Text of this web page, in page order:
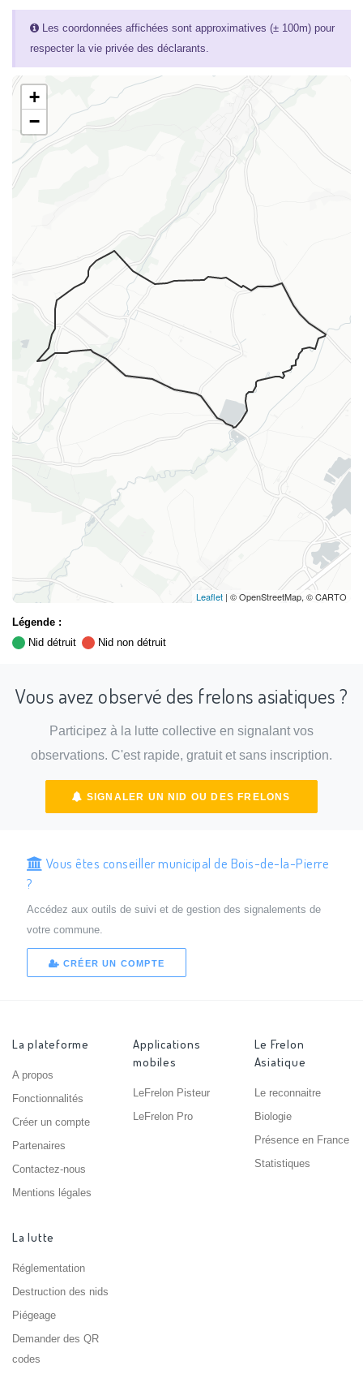
Les coordonnées affichées sont approximatives (± 100m) pour
respecter la vie privée des déclarants.
+
−
Leaflet | © OpenStreetMap, © CARTO
Légende :
Nid détruit
Nid non détruit
Vous avez observé des frelons asiatiques ?
Participez à la lutte collective en signalant vos
observations. C'est rapide, gratuit et sans inscription.
SIGNALER UN NID OU DES FRELONS
Vous êtes conseiller municipal de Bois-de-la-Pierre
?
Accédez aux outils de suivi et de gestion des signalements de
votre commune.
CRÉER UN COMPTE
La plateforme
A propos
Fonctionnalités
Créer un compte
Partenaires
Contactez-nous
Mentions légales
Applications
mobiles
LeFrelon Pisteur
LeFrelon Pro
Le Frelon
Asiatique
Le reconnaitre
Biologie
Présence en France
Statistiques
La lutte
Réglementation
Destruction des nids
Piégeage
Demander des QR
codes